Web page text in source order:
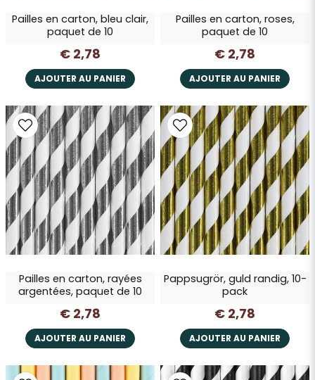
Pailles en carton, bleu clair,
paquet de 10
€ 2,78
AJOUTER AU PANIER
Pailles en carton, roses,
paquet de 10
€ 2,78
AJOUTER AU PANIER
Pailles en carton, rayées
argentées, paquet de 10
€ 2,78
AJOUTER AU PANIER
Pappsugrör, guld randig, 10-
pack
€ 2,78
AJOUTER AU PANIER